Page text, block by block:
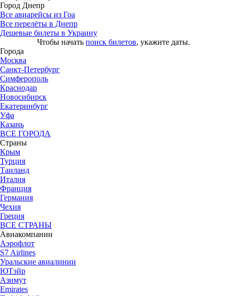
Город Днепр
Все авиарейсы из Гоа
Все перелёты в Днепр
Дешевые билеты в Украину
Чтобы начать поиск билетов, укажите даты.
Города
Москва
Санкт-Петербург
Симферополь
Краснодар
Новосибирск
Екатеринбург
Уфа
Казань
ВСЕ ГОРОДА
Страны
Крым
Турция
Таиланд
Италия
Франция
Германия
Чехия
Греция
ВСЕ СТРАНЫ
Авиакомпании
Аэрофлот
S7 Airlines
Уральские авиалинии
ЮТэйр
Азимут
Emirates